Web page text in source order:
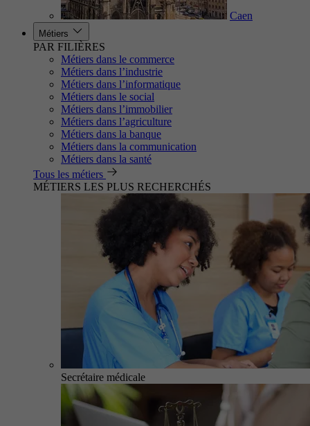
Caen
Métiers
PAR FILIÈRES
Métiers dans le commerce
Métiers dans l’industrie
Métiers dans l’informatique
Métiers dans le social
Métiers dans l’immobilier
Métiers dans l’agriculture
Métiers dans la banque
Métiers dans la communication
Métiers dans la santé
Tous les métiers
MÉTIERS LES PLUS RECHERCHÉS
Secrétaire médicale